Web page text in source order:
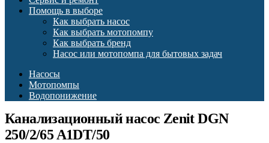
Помощь в выборе
Как выбрать насос
Как выбрать мотопомпу
Как выбрать бренд
Насос или мотопомпа для бытовых задач
Насосы
Мотопомпы
Водопонижение
Канализационный насос Zenit DGN
250/2/65 A1DT/50